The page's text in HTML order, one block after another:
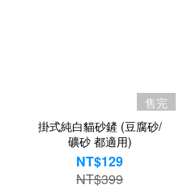
售完
掛式純白貓砂鏟 (豆腐砂/
礦砂 都適用)
NT$129
NT$399